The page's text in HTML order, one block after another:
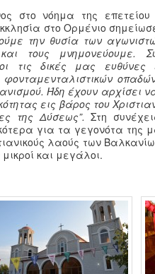
στο νόημα της
στο Ορμένιο
την θυσία των
τους μνημονεύουμε.
τις δικές μας ευθύνες
φονταμενταλιστικών
Ήδη έχουν αρχίσει
εις βάρος του
της Δύσεως”. Στη
για τα γεγονότα της
λαούς των
και μεγάλοι.